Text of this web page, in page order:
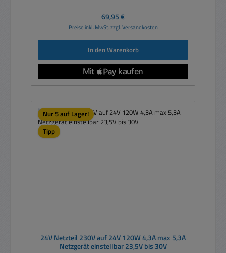
Regulärer Preis:
69,95 €
Preise inkl. MwSt. zzgl. Versandkosten
In den Warenkorb
Nur 5 auf Lager!
Tipp
24V Netzteil 230V auf 24V 120W 4,3A max 5,3A
Netzgerät einstellbar 23,5V bis 30V